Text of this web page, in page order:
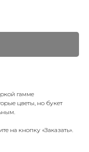
гамме
цветы, но букет
на кнопку «Заказать».